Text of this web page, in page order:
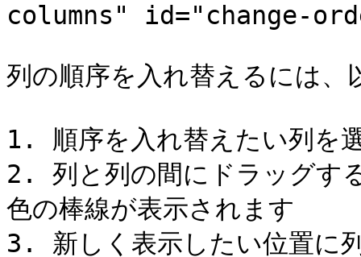
columns" id="change-
列の順序を入れ替えるには、
1. 順序を入れ替えたい列を
2. 列と列の間にドラッグす
色の棒線が表示されます
3. 新しく表示したい位置に